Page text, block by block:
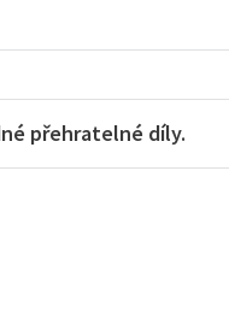
přehratelné díly.